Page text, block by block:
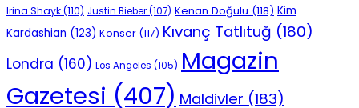
Irina Shayk(110) Justin Bieber(107) Kenan Doğulu (118) Kim
Kardashian (123) Konser (117) Kıvanç Tatlıtuğ (180)
Londra (160) Los Angeles (105) Magazin
Gazetesi (407) Maldivler (183)